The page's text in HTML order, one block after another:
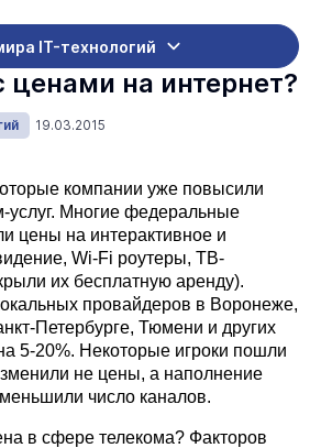
IT-технологий
ценами на интернет?
19.03.2015
компании уже повысили
услуг. Многие федеральные
цены на интерактивное и
Wi-Fi роутеры, ТВ-
их бесплатную аренду).
провайдеров в Воронеже,
Петербурге, Тюмени и других
5-20%. Некоторые игроки пошли
не цены, а наполнение
число каналов.
в сфере телекома? Факторов